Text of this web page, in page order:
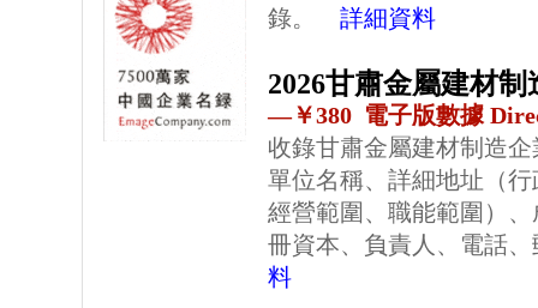
錄。
詳細資料
2026甘肅金屬建材
—￥380 電子版數據
收錄甘肅金屬建材制造
單位名稱、詳細地址（
經營範圍、職能範圍）
冊資本、負責人、電話
料